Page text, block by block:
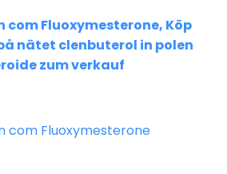
Fluoxymesterone, Köp
nätet clenbuterol in polen
zum verkauf